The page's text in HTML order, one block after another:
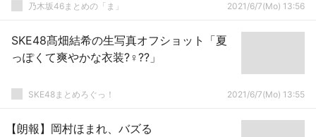
乃木坂46まとめの「ま」 2021/6/7(Mo) 13:56
SKE48髙畑結希の生写真オフショット「夏
っぽくて爽やかな衣装?‍♀️??」
SKE48まとめろぐっ！ 2021/6/7(Mo) 13:55
【朗報】岡村ほまれ、バズる